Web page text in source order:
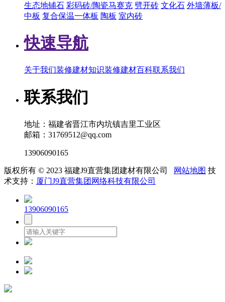
生态地铺石 彩码砖/陶瓷马赛克 劈开砖 文化石 外墙薄板/
中板 复合保温一体板 陶板 室内砖
快速导航
关于我们装修建材知识装修建材百科联系我们
联系我们
地址：福建省晋江市内坑镇吉里工业区
邮箱：31769512@qq.com
13906090165
版权所有 © 2023 福建J9直营集团建材有限公司 网站地图 技
术支持： 厦门J9直营集团网络科技有限公司
13906090165